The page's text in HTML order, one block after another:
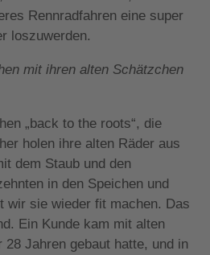
Rennradfahren eine super
loszuwerden.
mit ihren alten Schätzchen
„back to the roots“, die
holen ihre alten Räder aus
dem Staub und den
in den Speichen und
wir sie wieder fit machen. Das
Ein Kunde kam mit alten
Jahren gebaut hatte, und in